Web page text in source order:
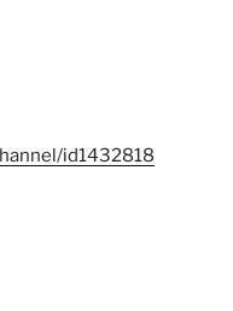
id1432818